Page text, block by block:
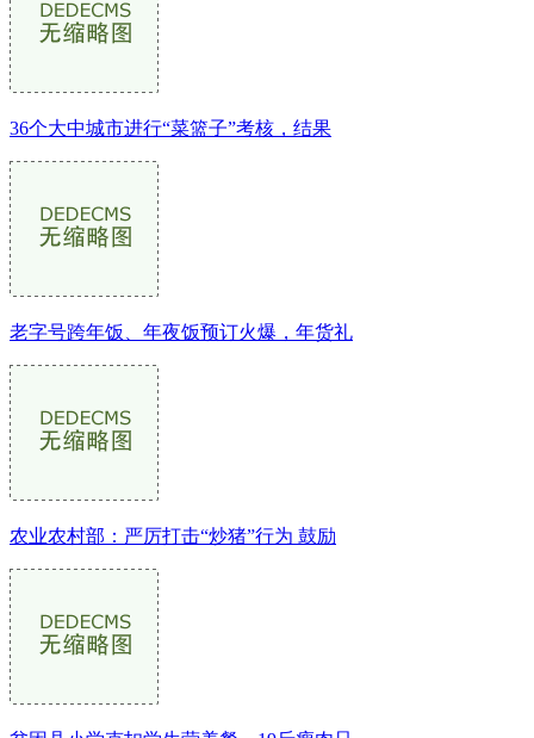
36个大中城市进行“菜篮子”考核，结果
老字号跨年饭、年夜饭预订火爆，年货礼
农业农村部：严厉打击“炒猪”行为 鼓励